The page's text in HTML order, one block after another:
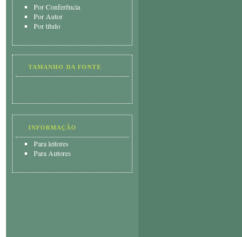
Por Conferência
Por Autor
Por título
TAMANHO DA FONTE
INFORMAÇÃO
Para leitores
Para Autores